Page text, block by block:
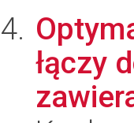
łączy